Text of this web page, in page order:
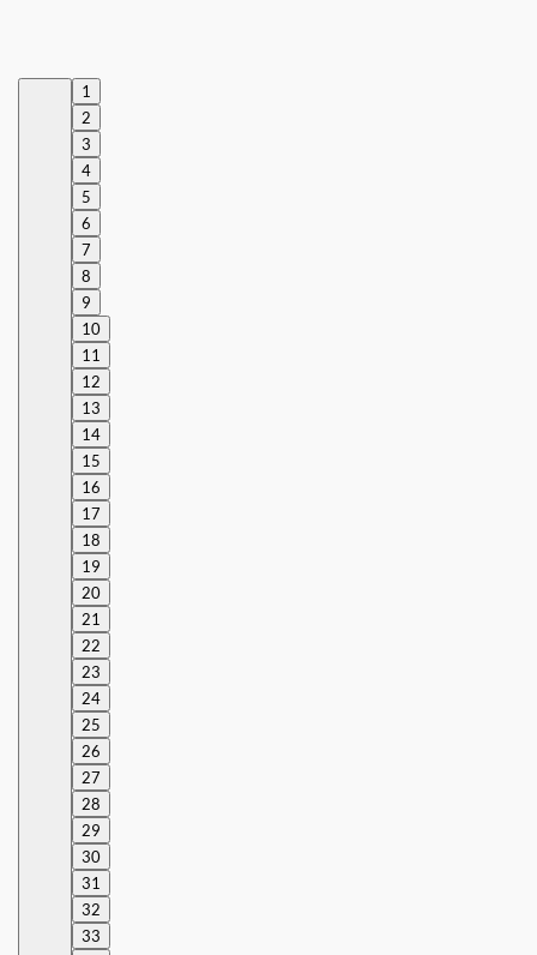
1
2
3
4
5
6
7
8
9
10
11
12
13
14
15
16
17
18
19
20
21
22
23
24
25
26
27
28
29
30
31
32
33